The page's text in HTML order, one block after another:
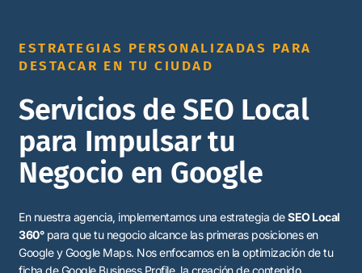
ESTRATEGIAS PERSONALIZADAS PARA
DESTACAR EN TU CIUDAD
Servicios de SEO Local
para Impulsar tu
Negocio en Google
En nuestra agencia, implementamos una estrategia deSEO Local
360°para que tu negocio alcance las primeras posiciones en
Google y Google Maps. Nos enfocamos en la optimización de tu
ficha de Google Business Profile, la creación de contenido